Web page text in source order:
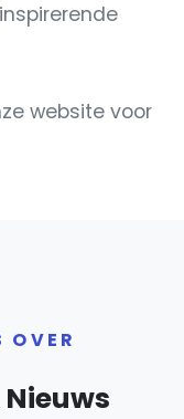
website voor
OVER